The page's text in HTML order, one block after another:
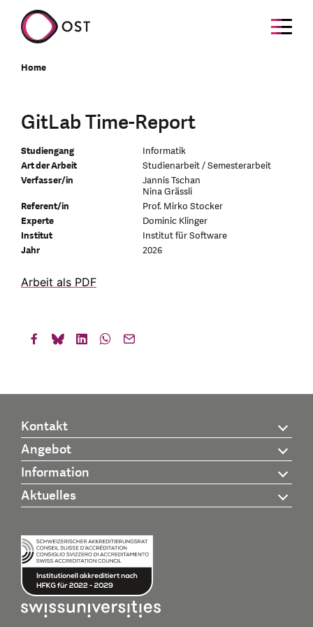
Home
GitLab Time-Report
Studiengang
Informatik
Art der Arbeit
Studienarbeit / Semesterarbeit
Verfasser/in
Jannis Tschan
Nina Grässli
Referent/in
Prof. Mirko Stocker
Experte
Dominic Klinger
Institut
Institut für Software
Jahr
2026
Arbeit als PDF
Kontakt
Angebot
Information
Aktuelles